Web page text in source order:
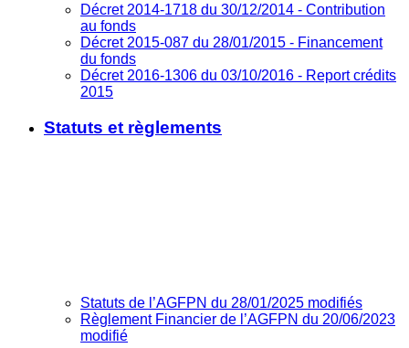
Décret 2014-1718 du 30/12/2014 - Contribution
au fonds
Décret 2015-087 du 28/01/2015 - Financement
du fonds
Décret 2016-1306 du 03/10/2016 - Report crédits
2015
Statuts et règlements
Statuts de l’AGFPN du 28/01/2025 modifiés
Règlement Financier de l’AGFPN du 20/06/2023
modifié